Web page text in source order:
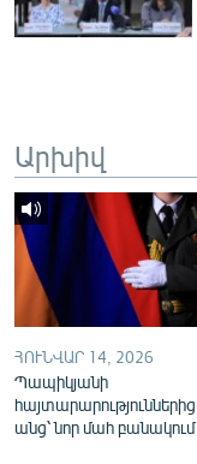
English
«Ազատության»
Արխիվ
ՀՈՒՆՎԱՐ 14, 2026
Պապիկյանի
անց՝ նոր մահ բանակում